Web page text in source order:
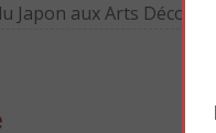
Japon aux Arts Déco